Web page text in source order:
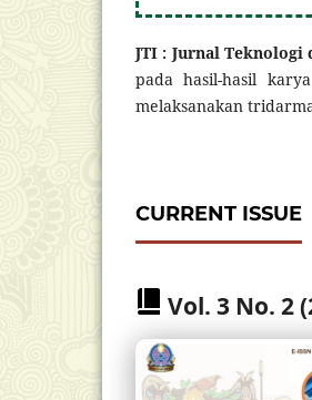
JTI : Jurnal
pada hasil-hasil
melaksanakan
CURRENT ISSUE
Vol. 3 No. 2